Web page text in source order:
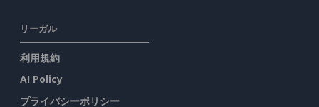
リーガル
利用規約
AI Policy
プライバシーポリシー